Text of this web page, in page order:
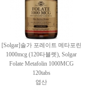
[Solgar]솔가 포레이트 메타포린
1000mcg (120타블렛), Solgar
Folate Metafolin 1000MCG
120tabs
엽산